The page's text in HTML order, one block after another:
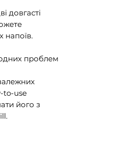
довгасті
напоїв.
проблем
to-use
його з